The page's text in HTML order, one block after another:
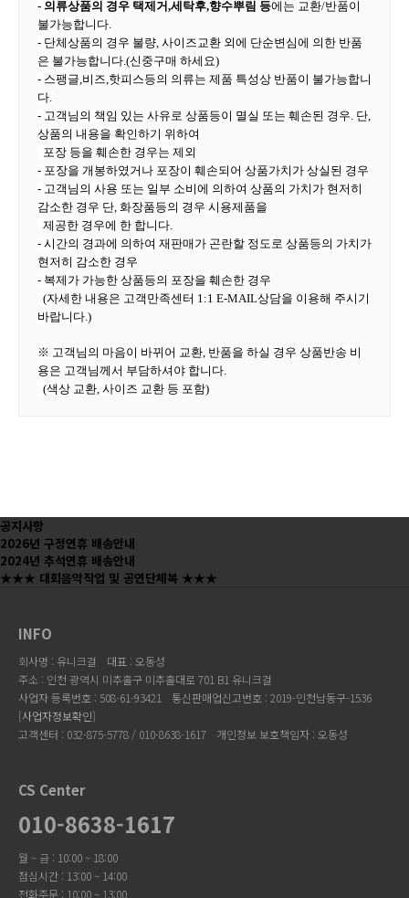
- 의류상품의 경우 택제거,세탁후,향수뿌림 등에는 교환/반품이
불가능합니다.
- 단체상품의 경우 불량, 사이즈교환 외에 단순변심에 의한 반품
은 불가능합니다.(신중구매 하세요)
- 스팽글,비즈,핫피스등의 의류는 제품 특성상 반품이 불가능합니
다.
- 고객님의 책임 있는 사유로 상품등이 멸실 또는 훼손된 경우. 단,
상품의 내용을 확인하기 위하여
포장 등을 훼손한 경우는 제외
- 포장을 개봉하였거나 포장이 훼손되어 상품가치가 상실된 경우
- 고객님의 사용 또는 일부 소비에 의하여 상품의 가치가 현저히
감소한 경우 단, 화장품등의 경우 시용제품을
제공한 경우에 한 합니다.
- 시간의 경과에 의하여 재판매가 곤란할 정도로 상품등의 가치가
현저히 감소한 경우
- 복제가 가능한 상품등의 포장을 훼손한 경우
(자세한 내용은 고객만족센터 1:1 E-MAIL상담을 이용해 주시기
바랍니다.)
※ 고객님의 마음이 바뀌어 교환, 반품을 하실 경우 상품반송 비
용은 고객님께서 부담하셔야 합니다.
(색상 교환, 사이즈 교환 등 포함)
공지사항
2026년 구정연휴 배송안내
2024년 추석연휴 배송안내
★★★ 대회음악작업 및 공연단체복 ★★★
INFO
회사명 : 유니크걸
대표 : 오동성
주소 : 인천 광역시 미추홀구 미추홀대로 701 B1 유니크걸
사업자 등록번호 : 508-61-93421
통신판매업신고번호 : 2019-인천남동구-1536
[사업자정보확인]
고객센터 : 032-875-5778 / 010-8638-1617
개인정보 보호책임자 : 오동성
CS Center
010-8638-1617
월 ~ 금 : 10:00 ~ 18:00
점심시간 : 13:00 ~ 14:00
전화주문 : 10:00 ~ 13:00